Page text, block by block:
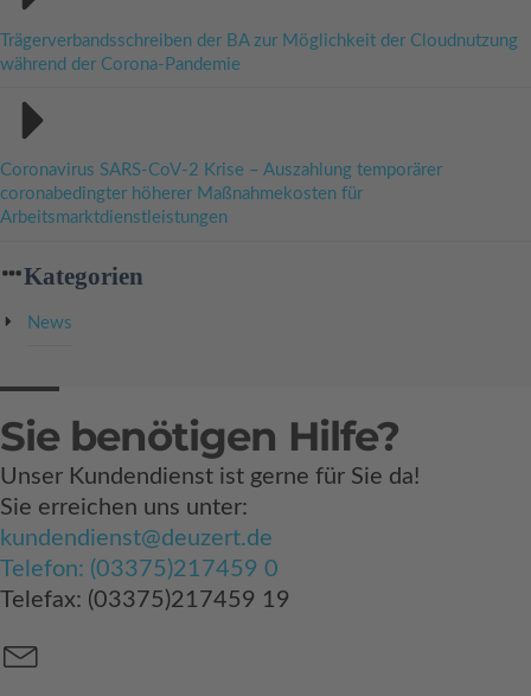
Trägerverbandsschreiben der BA zur Möglichkeit der Cloudnutzung
während der Corona-Pandemie
Coronavirus SARS-CoV-2 Krise – Auszahlung temporärer
coronabedingter höherer Maßnahmekosten für
Arbeitsmarktdienstleistungen
Kategorien
News
Sie benötigen Hilfe?
Unser Kundendienst ist gerne für Sie da!
Sie erreichen uns unter:
kundendienst@deuzert.de
Telefon: (03375)217459 0
Telefax: (03375)217459 19